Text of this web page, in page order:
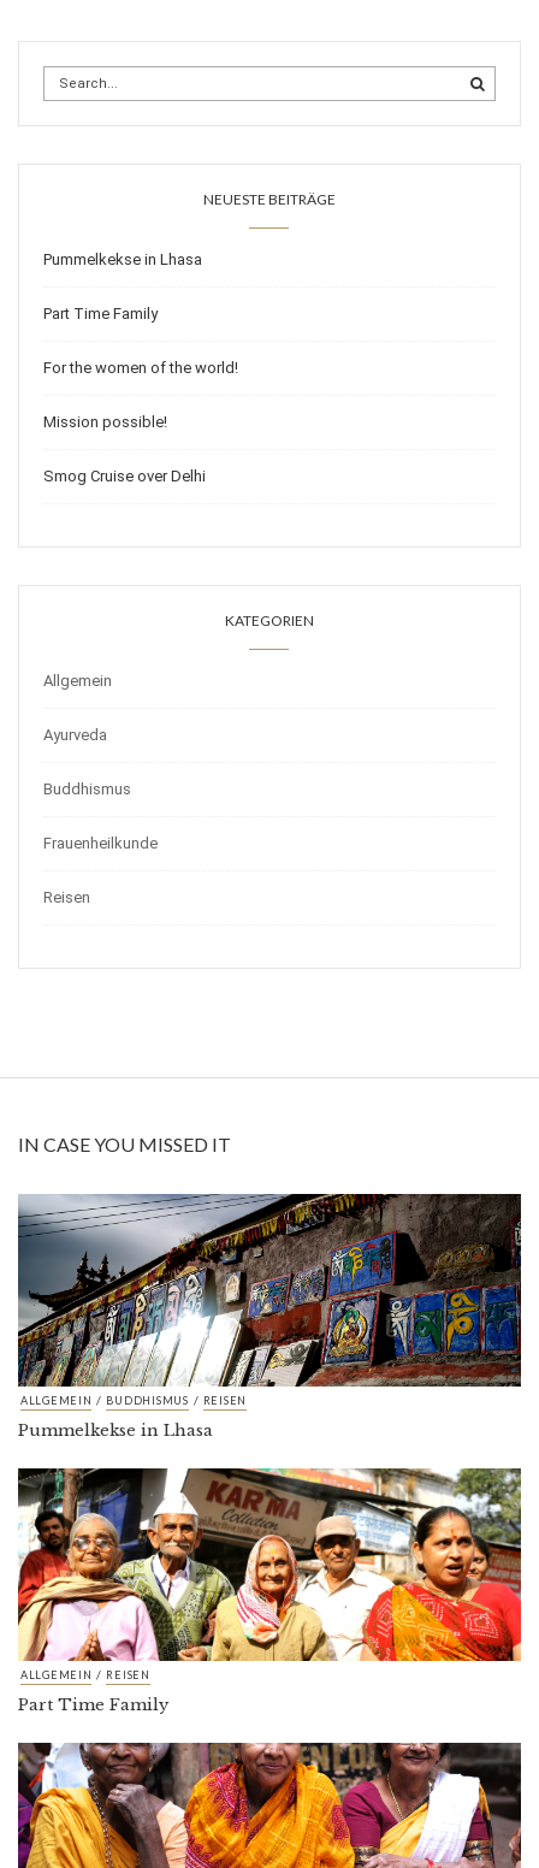
NEUESTE BEITRÄGE
Pummelkekse in Lhasa
Part Time Family
For the women of the world!
Mission possible!
Smog Cruise over Delhi
KATEGORIEN
Allgemein
Ayurveda
Buddhismus
Frauenheilkunde
Reisen
IN CASE YOU MISSED IT
ALLGEMEIN / BUDDHISMUS / REISEN
Pummelkekse in Lhasa
ALLGEMEIN / REISEN
Part Time Family